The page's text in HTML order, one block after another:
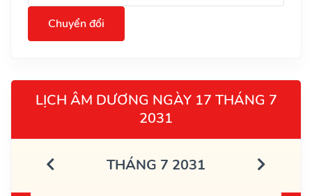
Chuyển đổi
LỊCH ÂM DƯƠNG NGÀY 17 THÁNG 7
2031
THÁNG 7 2031